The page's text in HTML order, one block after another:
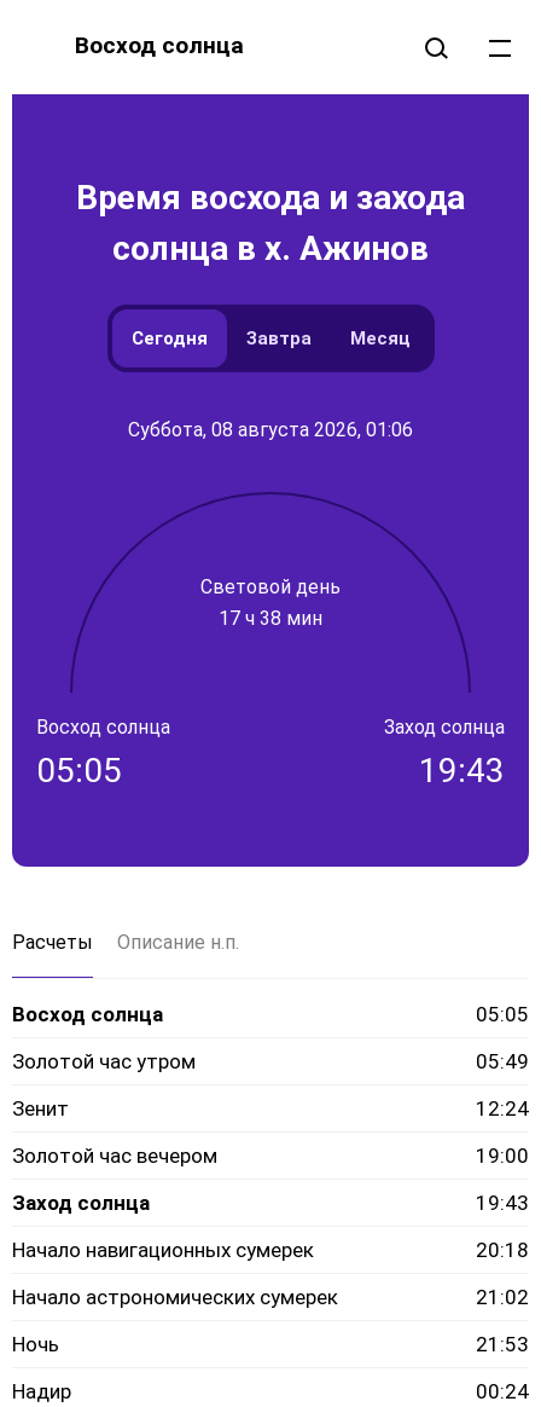
Восход солнца
Время восхода и захода
солнца в х. Ажинов
Сегодня Завтра Месяц
Суббота, 08 августа 2026, 01:06
Световой день
17 ч 38 мин
Восход солнца
05:05
Заход солнца
19:43
Расчеты Описание н.п.
Восход солнца
05:05
Золотой час утром
05:49
Зенит
12:24
Золотой час вечером
19:00
Заход солнца
19:43
Начало навигационных сумерек
20:18
Начало астрономических сумерек
21:02
Ночь
21:53
Надир
00:24